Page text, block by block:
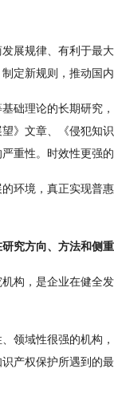
展规律、有利于最
定新规则，推动国
础理论的长期研究
》文章、《侵犯知
重性。时效性更强
环境，真正实现普
究方向、方法和侧
构，是企业在健
领域性很强的机构
产权保护所遇到的